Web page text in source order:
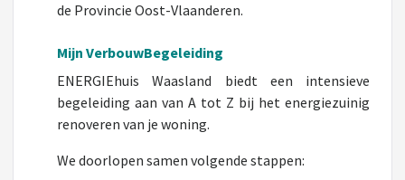
de Provincie Oost-Vlaanderen.
Mijn VerbouwBegeleiding
ENERGIEhuis Waasland biedt een intensieve
begeleiding aan van A tot Z bij het energiezuinig
renoveren van je woning.
We doorlopen samen volgende stappen: